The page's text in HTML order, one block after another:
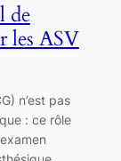
de
les ASV
n’est pas
: ce rôle